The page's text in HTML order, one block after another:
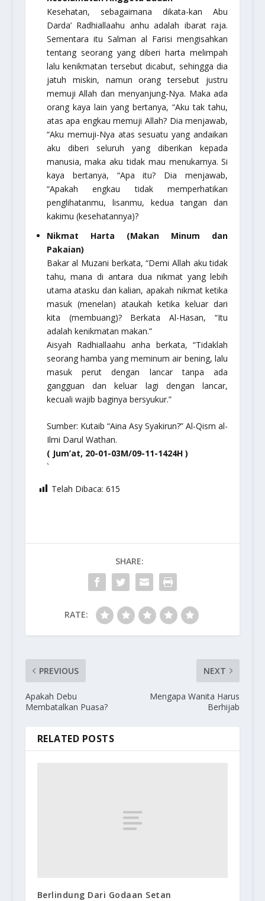
Kesehatan, sebagaimana dikata-kan Abu
Darda’ Radhiallaahu anhu adalah ibarat raja.
Sementara itu Salman al Farisi mengisahkan
tentang seorang yang diberi harta melimpah
lalu kenikmatan tersebut dicabut, sehingga dia
jatuh miskin, namun orang tersebut justru
memuji Allah dan menyanjung-Nya. Maka ada
orang kaya lain yang bertanya, “Aku tak tahu,
atas apa engkau memuji Allah? Dia menjawab,
“Aku memuji-Nya atas sesuatu yang andaikan
aku diberi seluruh yang diberikan kepada
manusia, maka aku tidak mau menukarnya. Si
kaya bertanya, “Apa itu? Dia menjawab,
“Apakah engkau tidak memperhatikan
penglihatanmu, lisanmu, kedua tangan dan
kakimu (kesehatannya)?
Nikmat Harta (Makan Minum dan
Pakaian)
Bakar al Muzani berkata, “Demi Allah aku tidak
tahu, mana di antara dua nikmat yang lebih
utama atasku dan kalian, apakah nikmat ketika
masuk (menelan) ataukah ketika keluar dari
kita (membuang)? Berkata Al-Hasan, “Itu
adalah kenikmatan makan.”
Aisyah Radhiallaahu anha berkata, “Tidaklah
seorang hamba yang meminum air bening, lalu
masuk perut dengan lancar tanpa ada
gangguan dan keluar lagi dengan lancar,
kecuali wajib baginya bersyukur.”
Sumber: Kutaib “Aina Asy Syakirun?” Al-Qism al-
Ilmi Darul Wathan.
( Jum’at, 20-01-03M/09-11-1424H )
`
Telah Dibaca: 615
SHARE:
RATE:
PREVIOUS
Apakah Debu
Membatalkan Puasa?
NEXT
Mengapa Wanita Harus
Berhijab
RELATED POSTS
Berlindung Dari Godaan Setan